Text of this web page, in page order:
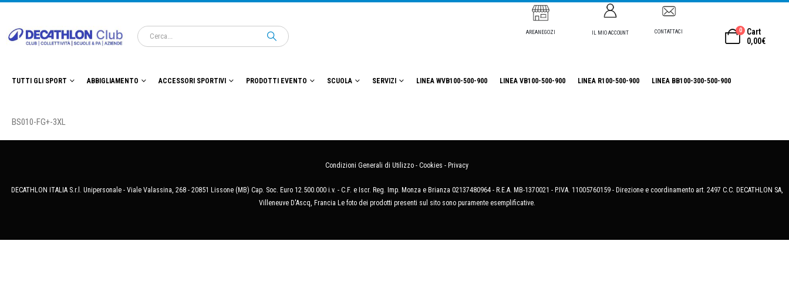
AREANEGOZI IL MIO ACCOUNT CONTATTACI 0
Cart
0,00€
TUTTI GLI SPORT ABBIGLIAMENTO ACCESSORI SPORTIVI PRODOTTI EVENTO SCUOLA SERVIZI LINEA WVB100-500-900 LINEA VB100-500-900 LINEA R100-500-900 LINEA BB100-300-500-900
BS010-FG+-3XL
Condizioni Generali di Utilizzo - Cookies - Privacy
DECATHLON ITALIA S.r.l. Unipersonale - Viale Valassina, 268 - 20851 Lissone (MB) Cap. Soc. Euro 12.500.000 i.v. - C.F. e Iscr. Reg. Imp. Monza e Brianza 02137480964 - R.E.A. MB-1370021 - P.IVA. 11005760159 - Direzione e coordinamento art. 2497 C.C. DECATHLON SA,
Villeneuve D'Ascq, Francia Le foto dei prodotti presenti sul sito sono puramente esemplificative.